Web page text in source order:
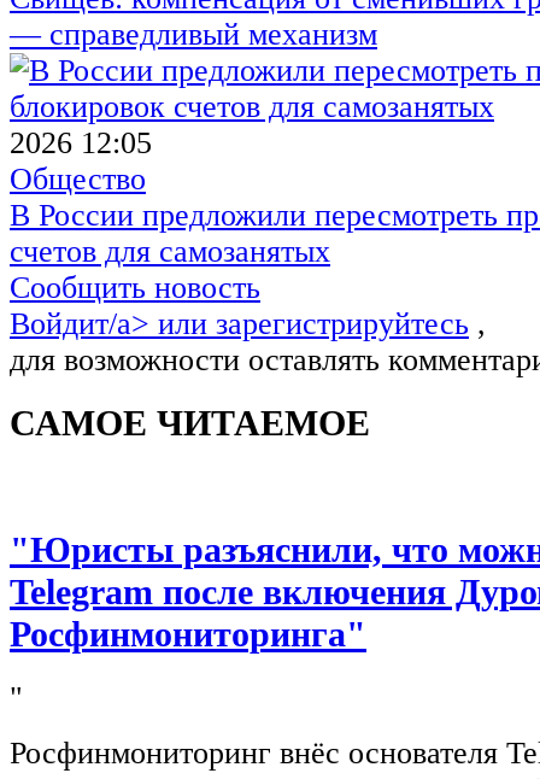
— справедливый механизм
2026 12:05
Общество
В России предложили пересмотреть
счетов для самозанятых
Сообщить новость
Войдит/a> или зарегистрируйтесь ,
для возможности оставлять
САМОЕ ЧИТАЕМОЕ
"Юристы разъяснили, что
Telegram после включения
Росфинмониторинга"
"
Росфинмониторинг внёс основателя